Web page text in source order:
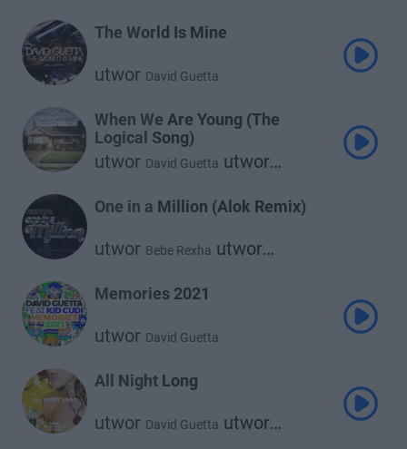
The World Is Mine
utwor David Guetta
When We Are Young (The
Logical Song)
utwor David Guetta utwor
One in a Million (Alok Remix)
utwor Bebe Rexha utwor
Memories 2021
utwor David Guetta
All Night Long
utwor David Guetta utwor